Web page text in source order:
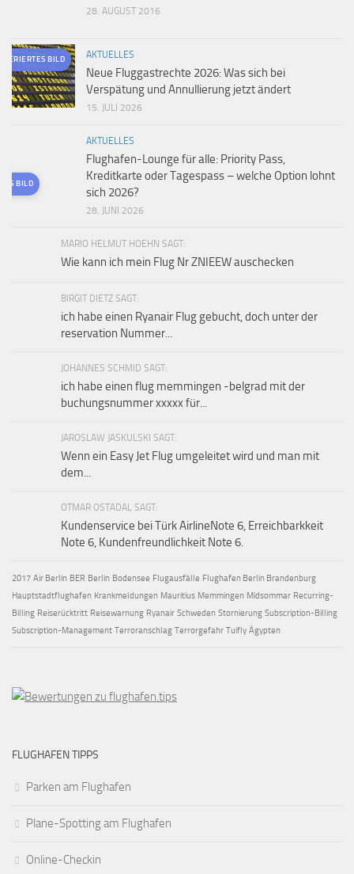
28. AUGUST 2016
BILD AKTUELLES
Neue Fluggastrechte 2026: Was sich bei
Verspätung und Annullierung jetzt ändert
15. JULI 2026
BILD
AKTUELLES
Flughafen-Lounge für alle: Priority Pass,
Kreditkarte oder Tagespass – welche Option lohnt
sich 2026?
28. JUNI 2026
MARIO HELMUT HOEHN SAGT:
Wie kann ich mein Flug Nr ZNIEEW auschecken
BIRGIT DIETZ SAGT:
ich habe einen Ryanair Flug gebucht, doch unter der
reservation Nummer...
JOHANNES SCHMID SAGT:
ich habe einen flug memmingen -belgrad mit der
buchungsnummer xxxxx für...
JAROSLAW JASKULSKI SAGT:
Wenn ein Easy Jet Flug umgeleitet wird und man mit
dem...
OTMAR OSTADAL SAGT:
Kundenservice bei Türk AirlineNote 6, Erreichbarkkeit
Note 6, Kundenfreundlichkeit Note 6.
2017 Air Berlin BER Berlin Bodensee Flugausfälle Flughafen Berlin Brandenburg
Hauptstadtflughafen Krankmeldungen Mauritius Memmingen Midsommar Recurring-
Billing Reiserücktritt Reisewarnung Ryanair Schweden Stornierung Subscription-Billing
Subscription-Management Terroranschlag Terrorgefahr Tuifly Ägypten
FLUGHAFEN TIPPS
Parken am Flughafen
Plane-Spotting am Flughafen
Online-Checkin